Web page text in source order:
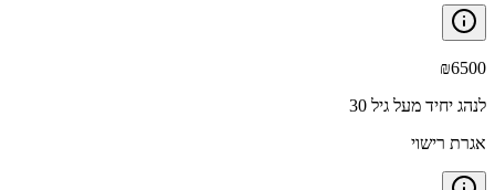
₪6500
לנהג יחיד מעל גיל 30
אגרת רישוי